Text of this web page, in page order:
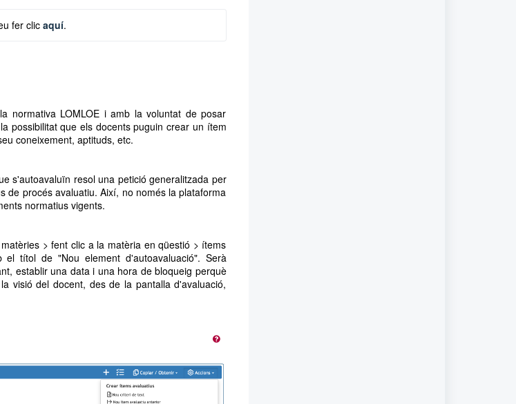
fer clic aquí.
normativa LOMLOE i amb la voluntat de posar
possibilitat que els docents puguin crear un ítem
coneixement, aptituds, etc.
s'autoavaluïn resol una petició generalitzada per
de procés avaluatiu. Així, no només la plataforma
normatius vigents.
> fent clic a la matèria en qüestió > ítems
títol de "Nou element d'autoavaluació". Serà
establir una data i una hora de bloqueig perquè
visió del docent, des de la pantalla d'avaluació,